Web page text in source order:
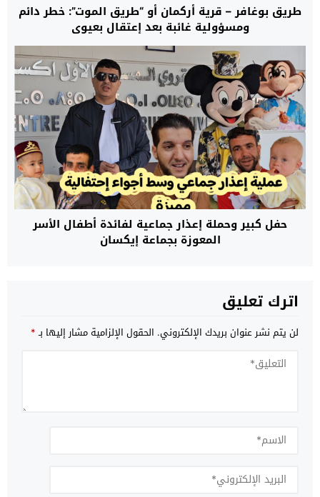
طريق بوغافر – قرية أركمان أو “طريق الموت”: خطر دائم
ومسؤولية غائبة بعد إعتقال بعيوي
حفل كبير وحملة إعذار جماعية لفائدة أطفال الأسر
المعوزة بجماعة إيكسان
اترك تعليق
لن يتم نشر عنوان بريدك الإلكتروني. الحقول الإلزامية مشار إليها بـ*